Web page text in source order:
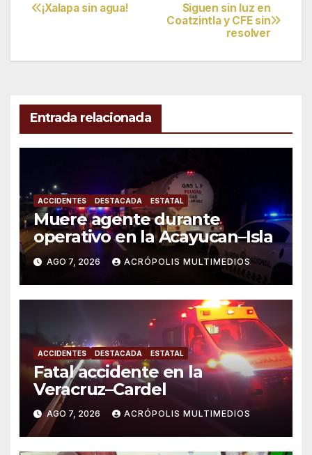
Navegación
Siguen sin luz en
Coatzintla y CFE sin
resolver
¡Xalapa sin agua!
Entrada relacionada
ACCIDENTES DESTACADA ESTATAL
Muere agente durante
operativo en la Acayucan–Isla
AGO 7, 2026 ACRÓPOLIS MULTIMEDIOS
ACCIDENTES DESTACADA ESTATAL
Fatal accidente en la
Veracruz–Cardel
AGO 7, 2026 ACRÓPOLIS MULTIMEDIOS